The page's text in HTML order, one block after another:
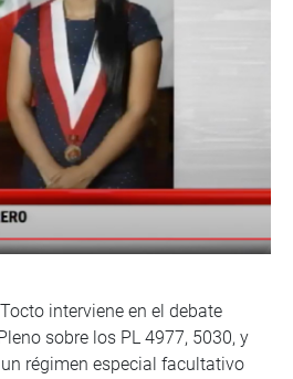
interviene en el debate
sobre los PL 4977, 5030, y
régimen especial facultativo